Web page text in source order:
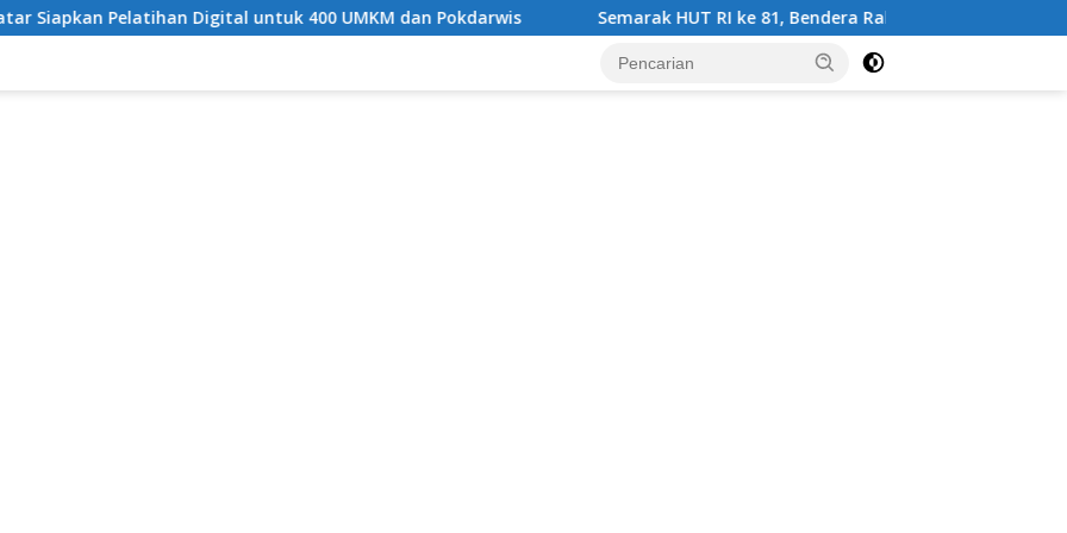
Digital untuk 400 UMKM dan Pokdarwis Semarak HUT RI ke 81, Bendera Raksasa Kembali Berkibar di Puncak